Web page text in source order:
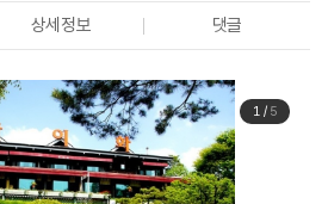
상세정보 댓글
1/ 5